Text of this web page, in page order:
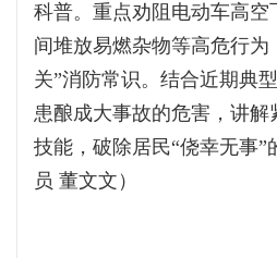
科普。重点劝阻电动车高空
间堆放易燃杂物等高危行为
关”消防常识。结合近期典
患酿成大事故的危害，讲解
技能，破除居民“侥幸无事”
员 董文文）